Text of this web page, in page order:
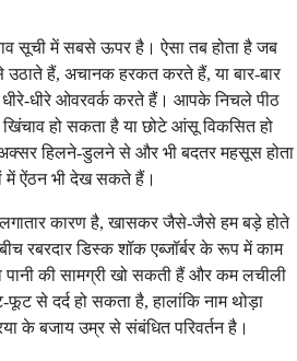
सूची में सबसे ऊपर है। ऐसा तब होता है जब
हैं, अचानक हरकत करते हैं, या बार-बार
धीरे-धीरे ओवरवर्क करते हैं। आपके निचले पीठ
हो सकता है या छोटे आंसू विकसित हो
हिलने-डुलने से और भी बदतर महसूस होता
ऐंठन भी देख सकते हैं।
कारण है, खासकर जैसे-जैसे हम बड़े होते
डिस्क शॉक एब्जॉर्बर के रूप में काम
की सामग्री खो सकती हैं और कम लचीली
से दर्द हो सकता है, हालांकि नाम थोड़ा
के बजाय उम्र से संबंधित परिवर्तन है।